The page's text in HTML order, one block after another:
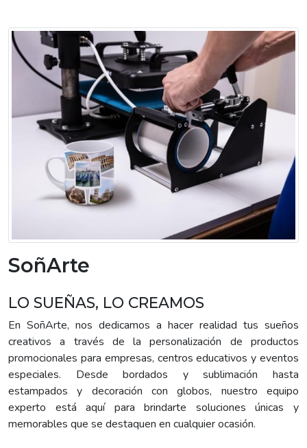
SoñArte
LO SUEÑAS, LO CREAMOS
En SoñArte, nos dedicamos a hacer realidad tus sueños
creativos a través de la personalización de productos
promocionales para empresas, centros educativos y eventos
especiales. Desde bordados y sublimación hasta
estampados y decoración con globos, nuestro equipo
experto está aquí para brindarte soluciones únicas y
memorables que se destaquen en cualquier ocasión.